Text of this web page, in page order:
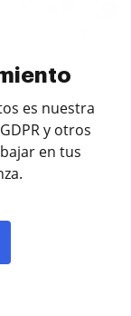
es nuestra
y otros
en tus